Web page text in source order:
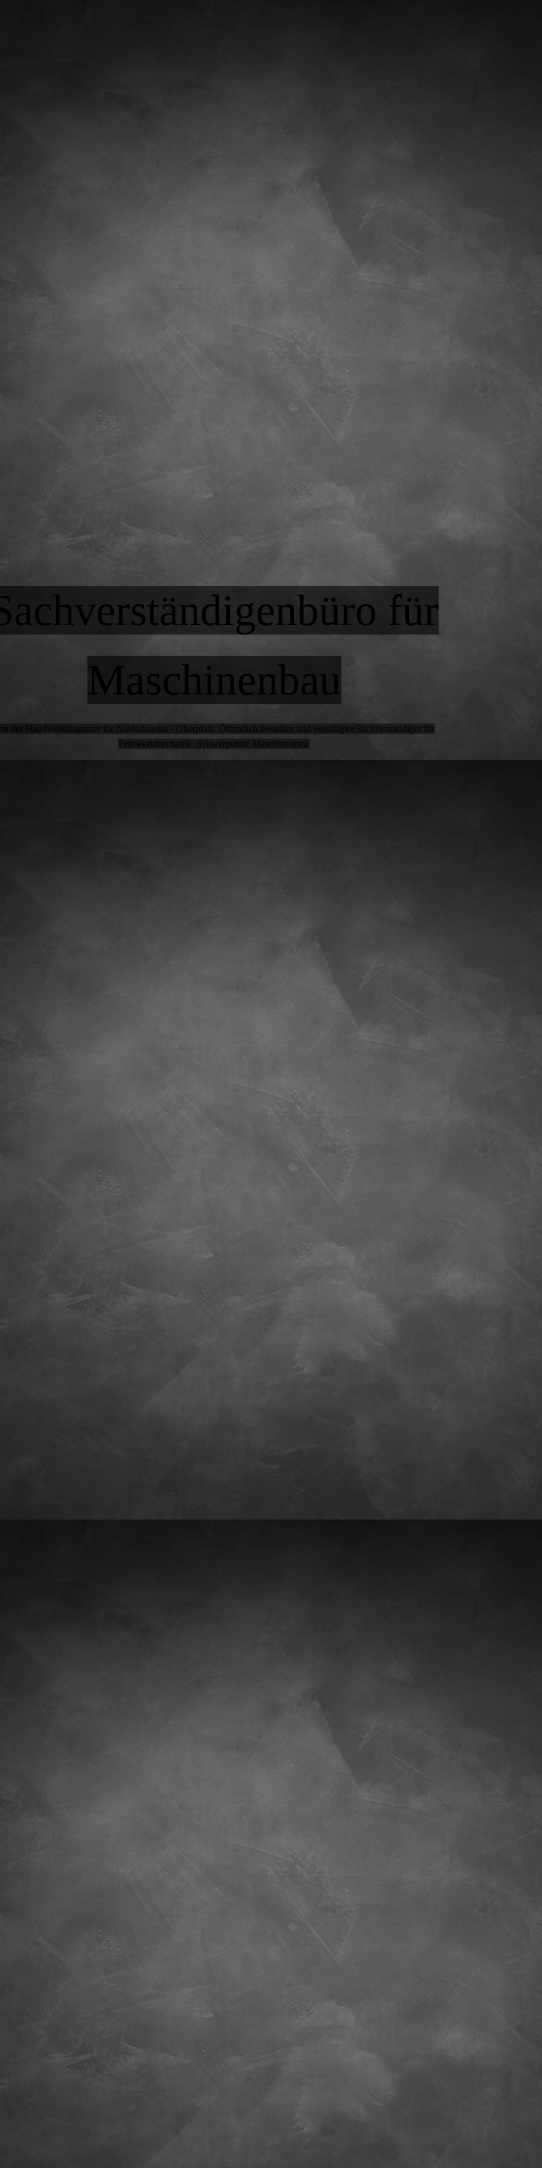
für
Maschinenbau
der Handwerkskammer für Niederbayern - Oberpfalz Öffentlich bestellter und vereidigter Sachverständiger für
Feinwerkmechanik Schwerpunkt: Maschinenbau